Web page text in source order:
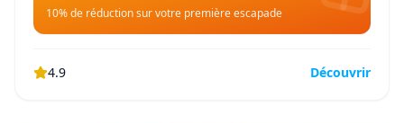
10% de réduction sur votre première escapade
4.9 Découvrir